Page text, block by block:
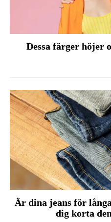
Dessa färger höjer
Är dina jeans för
dig korta